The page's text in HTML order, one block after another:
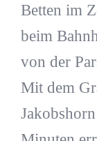
Betten im
beim
von der
Mit dem